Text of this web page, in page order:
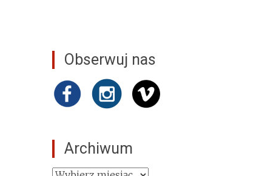
Obserwuj nas
Archiwum